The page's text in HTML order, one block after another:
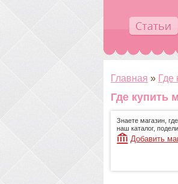
Главная » Где
Где купить
Знаете магазин,
наш каталог,
Добавить